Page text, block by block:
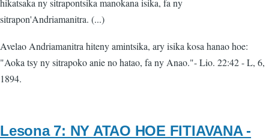
hikatsaka ny sitrapontsika manokana isika, fa ny
sitrapon'Andriamanitra. (...)
Avelao Andriamanitra hiteny amintsika, ary isika kosa hanao hoe:
"Aoka tsy ny sitrapoko anie no hatao, fa ny Anao."- Lio. 22:42 - L, 6,
1894.
Lesona 7: NY ATAO HOE FITIAVANA -